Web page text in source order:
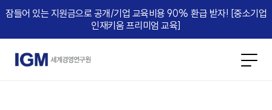
잠들어 있는 지원금으로 공개/기업 교육비용 90% 환급 받자! [중소기업
인재키움 프리미엄 교육]​